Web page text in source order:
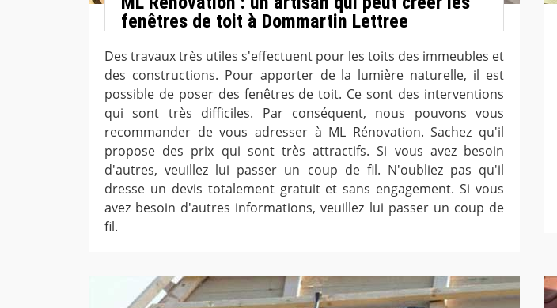
fenêtres de toit à Dommartin Lettree
Des travaux très utiles s'effectuent pour les toits des immeubles et
des constructions. Pour apporter de la lumière naturelle, il est
possible de poser des fenêtres de toit. Ce sont des interventions
qui sont très difficiles. Par conséquent, nous pouvons vous
recommander de vous adresser à ML Rénovation. Sachez qu'il
propose des prix qui sont très attractifs. Si vous avez besoin
d'autres, veuillez lui passer un coup de fil. N'oubliez pas qu'il
dresse un devis totalement gratuit et sans engagement. Si vous
avez besoin d'autres informations, veuillez lui passer un coup de
fil.